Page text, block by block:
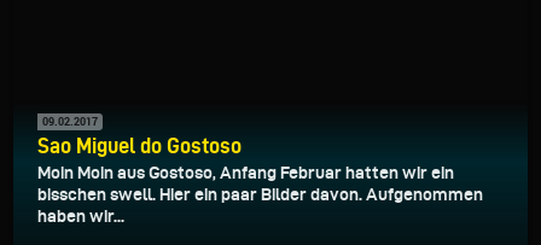
09.02.2017
Sao Miguel do Gostoso
Moin Moin aus Gostoso, Anfang Februar hatten wir ein
bisschen swell. Hier ein paar Bilder davon. Aufgenommen
haben wir...